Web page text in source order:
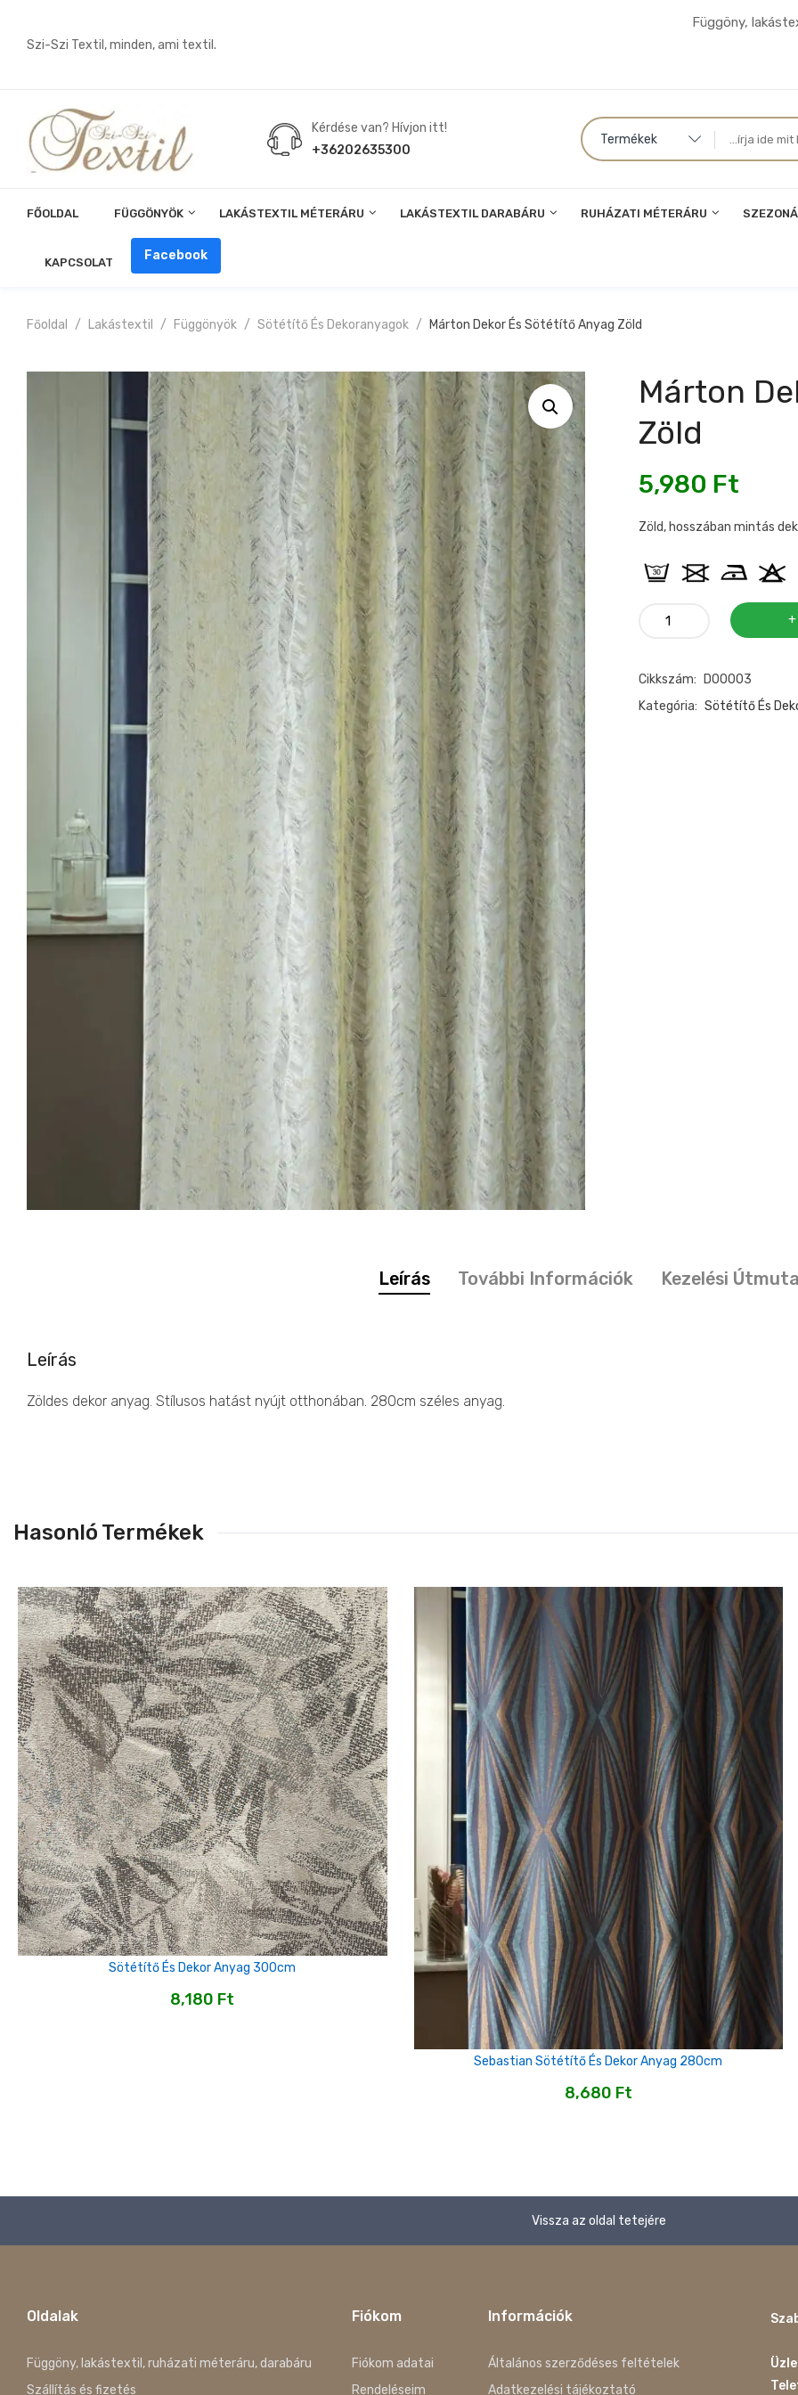
Szi-Szi Textil, minden, ami textil.
Függöny,
Kérdése van? Hívjon itt!
+36202635300
Termékek
FŐOLDAL FÜGGÖNYÖK LAKÁSTEXTIL MÉTERÁRU LAKÁSTEXTIL DARABÁRU RUHÁZATI MÉTERÁRU
KAPCSOLAT Facebook
Főoldal Lakástextil Függönyök Sötétítő És Dekoranyagok Márton Dekor És Sötétítő Anyag Zöld
Márton
Zöld
5,980 Ft
Zöld, hosszában mintás
Márton
sötétítő
anyag
Cikkszám:
D00003
Kategória: Sötétítő És
Leírás További Információk Kezelési
Leírás
Zöldes dekor anyag. Stílusos hatást nyújt otthonában. 280cm széles anyag.
Hasonló Termékek
Sötétítő És Dekor Anyag 300cm
8,180 Ft
Sebastian Sötétítő És Dekor Anyag 280cm
8,680 Ft
Vissza az oldal tetejére
Oldalak
Függöny, lakástextil, ruházati méteráru, darabáru
Szállítás és fizetés
Fiókom
Fiókom adatai
Rendeléseim
Információk
Általános szerződéses feltételek
Adatkezelési tájékoztató